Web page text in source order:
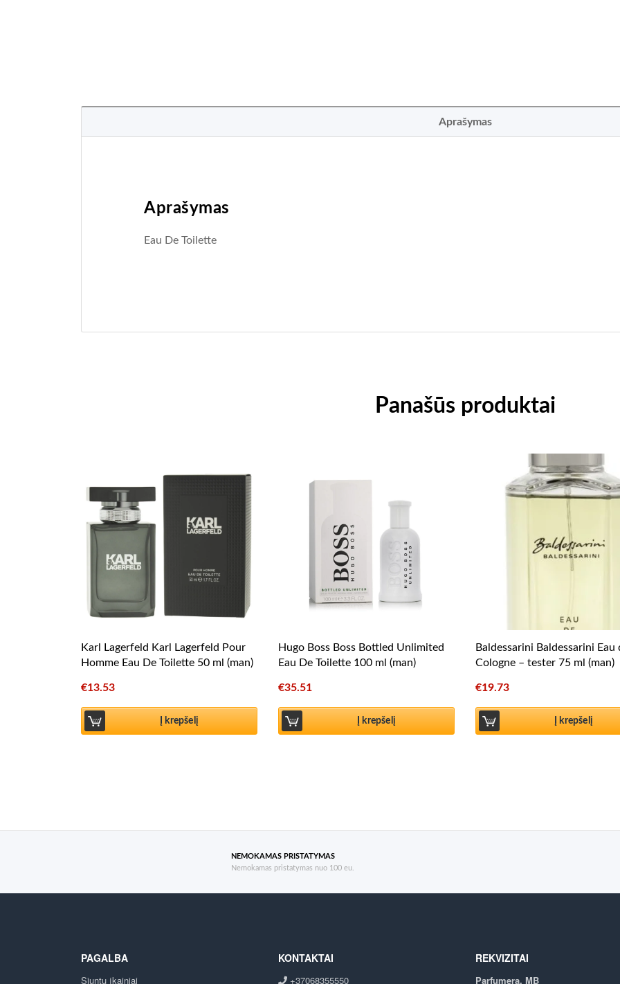
Aprašymas
Aprašymas
Eau De Toilette
Panašūs produktai
Karl Lagerfeld Karl Lagerfeld Pour
Homme Eau De Toilette 50 ml (man)
€13.53
Į krepšelį
Hugo Boss Boss Bottled Unlimited
Eau De Toilette 100 ml (man)
€35.51
Į krepšelį
Baldessarini Baldessarini Eau
Cologne – tester 75 ml (man)
€19.73
Į krepšelį
NEMOKAMAS PRISTATYMAS
Nemokamas pristatymas nuo 100 eu.
PAGALBA
Siuntų įkainiai
KONTAKTAI
+37068355550
REKVIZITAI
Parfumera, MB